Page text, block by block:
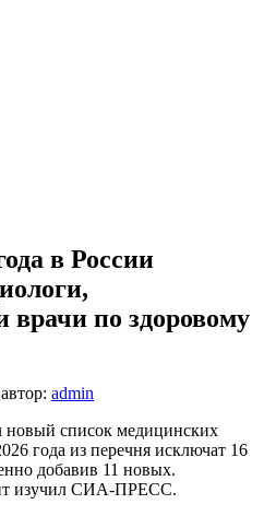
в России
врачи по здоровому
admin
новый список медицинских
года из перечня исключат 16
добавив 11 новых.
изучил СИА-ПРЕСС.